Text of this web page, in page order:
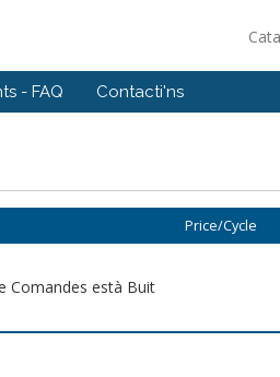
- FAQ Contacti'ns
Price/Cycle
Comandes està Buit